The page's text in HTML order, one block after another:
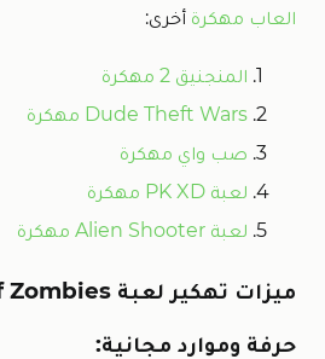
العاب مهكرة أخرى:
المنجنيق 2 مهكرة
Dude Theft Wars مهكرة
صب واي مهكرة
لعبة PK XD مهكرة
لعبة Alien Shooter مهكرة
ميزات تهكير لعبة Dawn of Zombies
حرفة وموارد مجانية: